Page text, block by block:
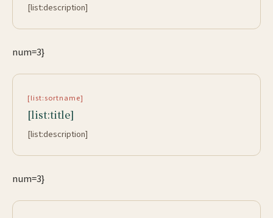
[list:description]
num=3}
[list:sortname]
[list:title]
[list:description]
num=3}